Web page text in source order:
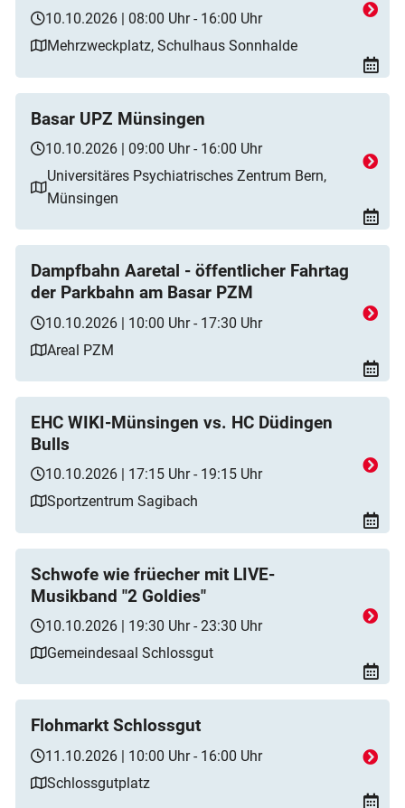
10.10.2026 | 08:00 Uhr - 16:00 Uhr
Mehrzweckplatz, Schulhaus Sonnhalde
Basar UPZ Münsingen
10.10.2026 | 09:00 Uhr - 16:00 Uhr
Universitäres Psychiatrisches Zentrum Bern,
Münsingen
Dampfbahn Aaretal - öffentlicher Fahrtag
der Parkbahn am Basar PZM
10.10.2026 | 10:00 Uhr - 17:30 Uhr
Areal PZM
EHC WIKI-Münsingen vs. HC Düdingen
Bulls
10.10.2026 | 17:15 Uhr - 19:15 Uhr
Sportzentrum Sagibach
Schwofe wie früecher mit LIVE-
Musikband "2 Goldies"
10.10.2026 | 19:30 Uhr - 23:30 Uhr
Gemeindesaal Schlossgut
Flohmarkt Schlossgut
11.10.2026 | 10:00 Uhr - 16:00 Uhr
Schlossgutplatz